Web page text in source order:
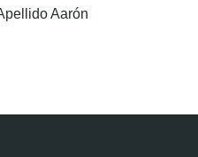
Aarón